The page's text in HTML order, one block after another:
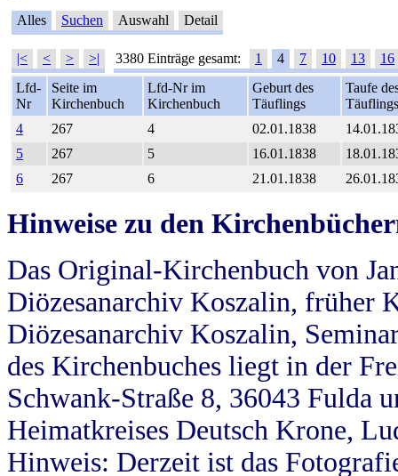
Alles Suchen Auswahl Detail
|< < > >| 3380 Einträge gesamt: 1 4 7 10 13
16
Lfd-
Nr
Seite im
Kirchenbuch
Lfd-Nr im
Kirchenbuch
Geburt des
Täuflings
Taufe
Täuflings
4
267 4 02.01.1838
5
267 5 16.01.1838
6
267 6 21.01.1838
Hinweise zu den
Das Original-Kirchenbuch von
Diözesanarchiv Koszalin, früher
Diözesanarchiv Koszalin,
des Kirchenbuches liegt in der
Schwank-Straße 8, 36043 Fulda
Heimatkreises Deutsch Krone,
Hinweis: Derzeit ist das